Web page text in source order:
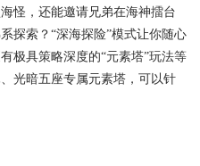
怪，还能邀请兄弟在海神擂台
探索？“深海探险”模式让你随心
极具策略深度的“元素塔”玩法等
光暗五座专属元素塔，可以针